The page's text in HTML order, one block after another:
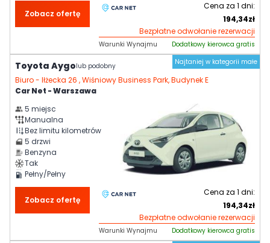
Zobacz ofertę
Cena za 1 dni:
194,34zł
Bezpłatne odwołanie rezerwacji
Warunki Wynajmu
Dodatkowy kierowca gratis
Najtaniej w kategorii małe
Toyota Aygolub podobny
Biuro - Iłżecka 26 , Wiśniowy Business Park, Budynek E
Car Net - Warszawa
5 miejsc
Manualna
Bez limitu kilometrów
5 drzwi
Benzyna
Tak
Pełny/Pełny
Zobacz ofertę
Cena za 1 dni:
194,34zł
Bezpłatne odwołanie rezerwacji
Warunki Wynajmu
Dodatkowy kierowca gratis